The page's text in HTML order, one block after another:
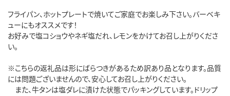
フライパン、ホットプレートで焼いてご家庭でお楽しみ下さい。バーベキ
ューにもオススメです！
お好みで塩コショウやネギ塩だれ、レモンをかけてお召し上がりくださ
い。
※こちらの返礼品は形にばらつきがあるため訳あり品となります。品質
には問題ございませんので、安心してお召し上がりください。
また、牛タンは塩ダレに漬けた状態でパッキングしています。ドリップ